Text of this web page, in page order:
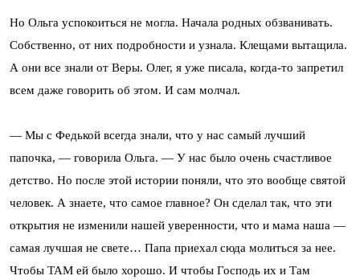
Но Ольга успокоиться не могла. Начала родных обзванивать.
Собственно, от них подробности и узнала. Клещами вытащила.
А они все знали от Веры. Олег, я уже писала, когда-то запретил
всем даже говорить об этом. И сам молчал.
— Мы с Федькой всегда знали, что у нас самый лучший
папочка, — говорила Ольга. — У нас было очень счастливое
детство. Но после этой истории поняли, что это вообще святой
человек. А знаете, что самое главное? Он сделал так, что эти
открытия не изменили нашей уверенности, что и мама наша —
самая лучшая не свете… Папа приехал сюда молиться за нее.
Чтобы ТАМ ей было хорошо. И чтобы Господь их и Там